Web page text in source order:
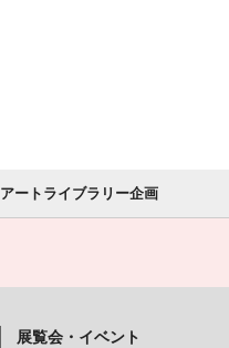
アートライブラリー企画
展覧会・イベント